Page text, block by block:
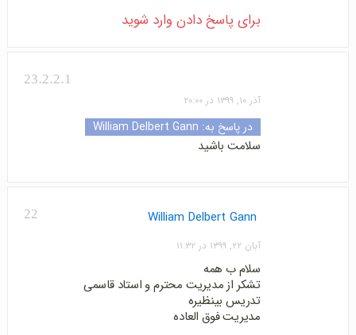
برای پاسخ دادن وارد شوید
23.2.2.1
آذر ۱۰, ۱۳۹۹ در ۲۰:۰۰
در پاسخ به: William Delbert Gann
سلامت باشید
22 William Delbert Gann
آبان ۲۲, ۱۳۹۹ در ۱۱:۳۲
سلام ب همه
تشکر از مدیریت محترم و استاد قاسمی
تدریس بینظیره
مدیریت فوق العاده